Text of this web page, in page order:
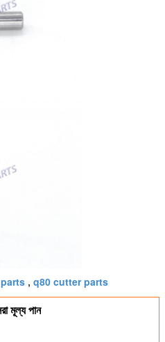
, q80 cutter parts
মূল্য পান